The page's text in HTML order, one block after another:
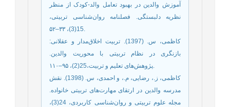
آموزش والدین در بهبود تعامل والد-کودک از منظر
نظریه دلبستگی. فصلنامه روان‌شناسی تربیتی،
15(3)، ۳۳–۵۲.
کاظمی، س. (1397). تربیت اخلاق‌مدار و عقلانی:
بازنگری در نظام تربیتی با محوریت والدین.
پژوهش‌های تعلیم و تربیت،25(2)، ۹۵–۱۱۰.
کاظمی، ز.، رضایی، م.، و احمدی، س. (1398). نقش
مدرسه والدین در ارتقای مهارت‌های تربیتی خانواده.
مجله علوم تربیتی و روان‌شناسی کاربردی، 24(3)،